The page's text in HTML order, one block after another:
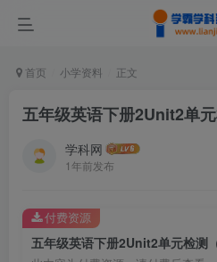
首页 小学资料 正文
五年级英语下册2Unit2单元
学科网
1年前发布
五年级英语下册2Unit2单元检测
付费资源